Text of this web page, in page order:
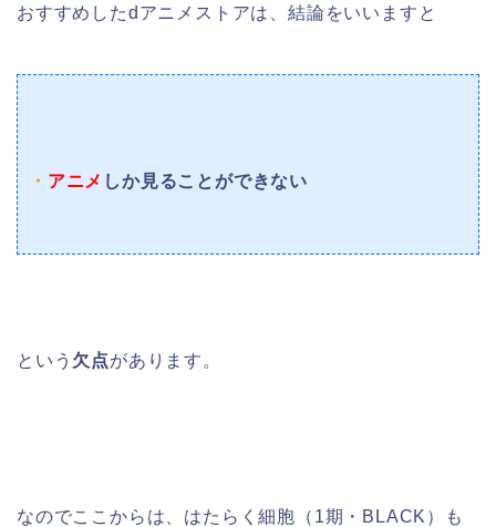
おすすめしたdアニメストアは、結論をいいますと
・ アニメ しか見ることができない
という 欠点があります。
なのでここからは、はたらく細胞（1期・BLACK）も